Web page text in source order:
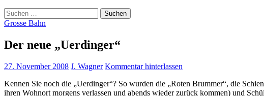
Suchen
nach:
Grosse Bahn
Der neue „Uerdinger“
27. November 2008 J. Wagner Kommentar hinterlassen
Kennen Sie noch die „Uerdinger“? So wurden die „Roten Brummer“, die
ihren Wohnort morgens verlassen und abends wieder zurück kommen) und